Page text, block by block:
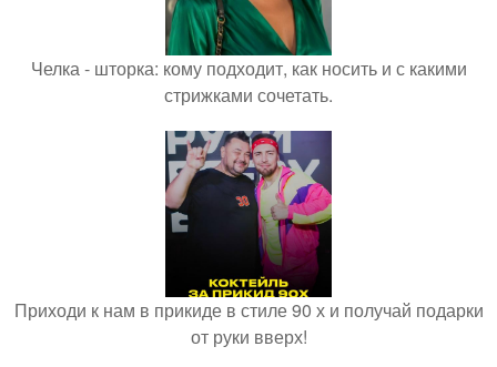
Челка - шторка: кому подходит, как носить и с какими
стрижками сочетать.
Приходи к нам в прикиде в стиле 90 х и получай подарки
от руки вверх!